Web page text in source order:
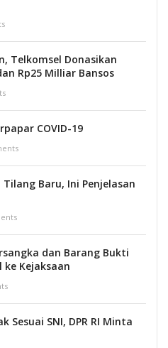
Telkomsel Donasikan
Rp25 Milliar Bansos
COVID-19
Baru, Ini Penjelasan
dan Barang Bukti
ke Kejaksaan
Sesuai SNI, DPR RI Minta